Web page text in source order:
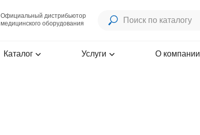
Официальный дистрибьютор
медицинского оборудования
Каталог Услуги О компании